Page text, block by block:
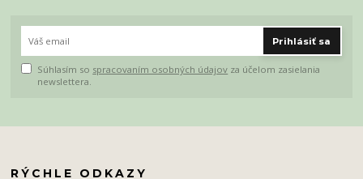
Prihlásiť sa
Súhlasím so spracovaním osobných údajov za účelom zasielania
newslettera.
RÝCHLE ODKAZY